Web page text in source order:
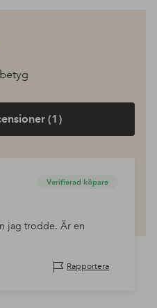
(1)
Verifierad köpare
jag trodde. Är en
Rapportera